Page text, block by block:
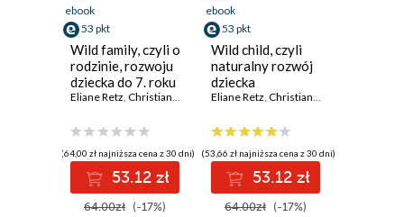
ebook
53 pkt
Wild family, czyli o
rodzinie, rozwoju
dziecka do 7. roku
życia i więzi
rodzeństwem
Eliane Retz, Christiane Stella Bongertz
(64,00 zł najniższa cena z 30 dni)
53.12 zł
64.00zł (-17%)
ebook
53 pkt
Wild child, czyli
naturalny rozwój
dziecka
Eliane Retz, Christiane Stella Bongertz
(53,66 zł najniższa cena z 30 dni)
53.12 zł
64.00zł (-17%)